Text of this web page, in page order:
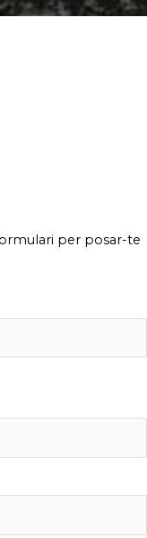
per posar-te